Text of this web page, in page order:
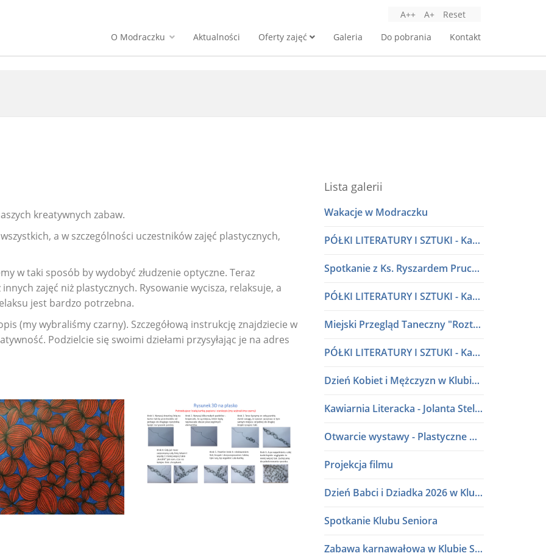
A++ A+
Reset
O Modraczku
Aktualności Oferty zajęć Galeria Do pobrania Kontakt
kreatywnych zabaw.
a w szczególności uczestników zajęć plastycznych,
w taki sposób by wydobyć złudzenie optyczne. Teraz
zajęć niż plastycznych. Rysowanie wycisza, relaksuje, a
jest bardzo potrzebna.
(my wybraliśmy czarny). Szczegółową instrukcję znajdziecie w
Podzielcie się swoimi dziełami przysyłając je na adres
Lista galerii
Wakacje w Modraczku
PÓŁKI LITERATURY I SZTUKI - Kawiarnia Literacka w dialogu
Spotkanie z Ks. Ryszardem Pruczkowskim
PÓŁKI LITERATURY I SZTUKI - Kawiarnia Literacka w dialogu
Miejski Przegląd Taneczny "Roztańczone przedszkolaki" lata 80 i 90
PÓŁKI LITERATURY I SZTUKI - Kawiarnia Literacka w dialogu
Dzień Kobiet i Mężczyzn w Klubie Seniora
Kawiarnia Literacka - Jolanta Stelmasiak
Otwarcie wystawy - Plastyczne Wariacje Młodych Adeptów Sztuki
Projekcja filmu
Dzień Babci i Dziadka 2026 w Klubie Seniora
Spotkanie Klubu Seniora
Zabawa karnawałowa w Klubie Seniora